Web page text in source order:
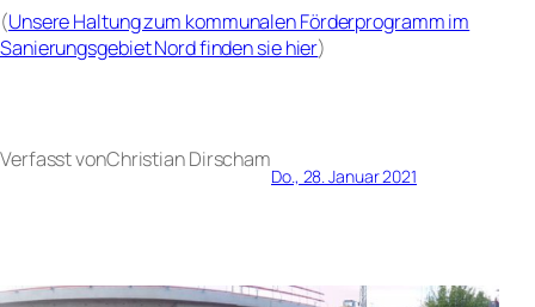
(Unsere Haltung zum kommunalen Förderprogramm im
Sanierungsgebiet Nord finden sie hier)
Verfasst vonChristian Dirscham
Do., 28. Januar 2021